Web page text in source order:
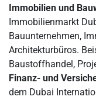
Immobilien und
Immobilienmarkt
Bauunternehmen,
Architekturbüros.
Baustoffhandel,
Finanz- und
dem Dubai